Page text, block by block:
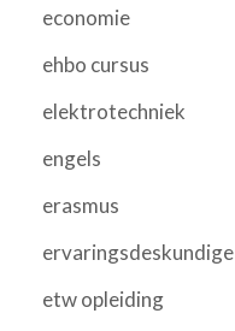
economie
ehbo cursus
elektrotechniek
engels
erasmus
ervaringsdeskundige
etw opleiding